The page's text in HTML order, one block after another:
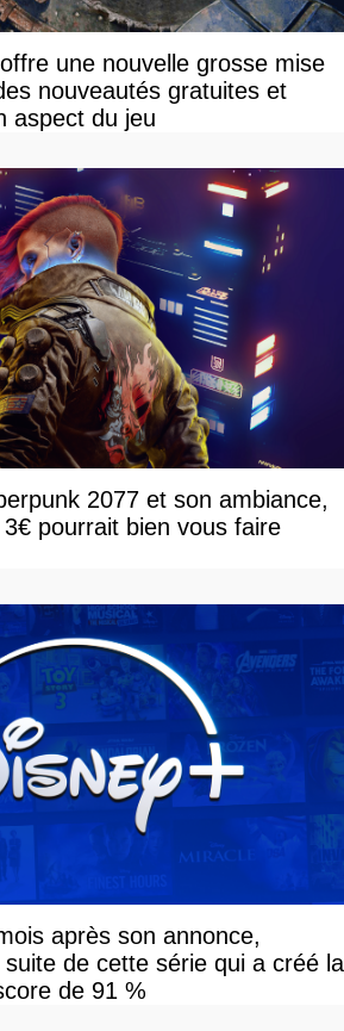
une nouvelle grosse mise
nouveautés gratuites et
aspect du jeu
2077 et son ambiance,
pourrait bien vous faire
après son annonce,
de cette série qui a créé la
de 91 %